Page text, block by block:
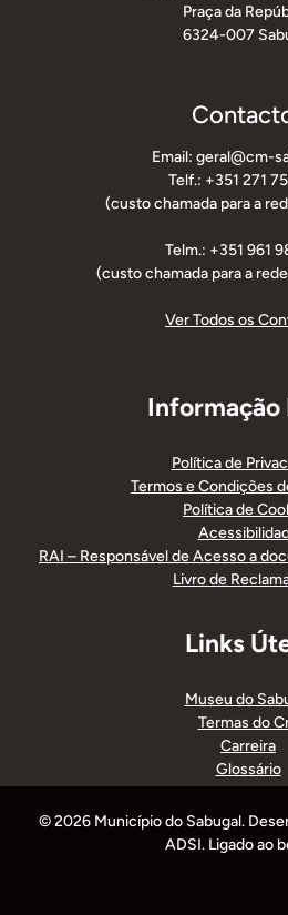
Praça da
6324-007
Email: geral@cm-
Telf.: +351 271
(custo chamada para a
Telm.: +351 961
(custo chamada para a
Ver Todos os
Informação
Política de
Termos e Condições
Política de
RAI – Responsável de Acesso a
Livro de
Links
Museu do
Termas do
Carreira
Glossário
© 2026 Município do Sabugal.
ADSI. Ligado ao